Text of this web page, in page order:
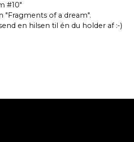
#10"
"Fragments of a dream".
en hilsen til én du holder af :-)